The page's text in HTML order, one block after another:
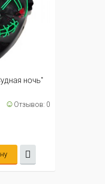
ночь"
☺ Отзывов: 0